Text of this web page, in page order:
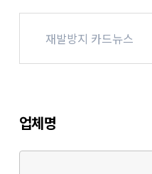
재발방지 카드뉴스
업체명